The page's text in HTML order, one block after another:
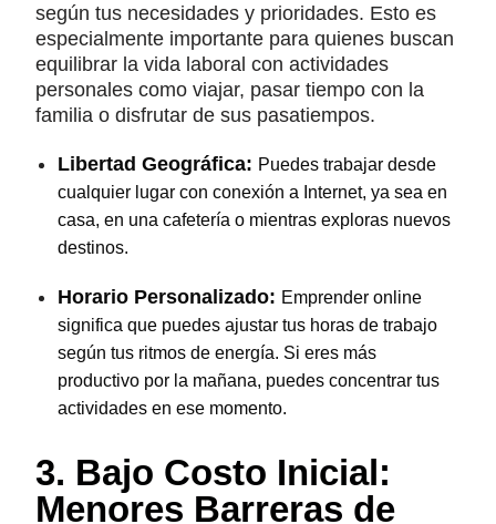
según tus necesidades y prioridades. Esto es
especialmente importante para quienes buscan
equilibrar la vida laboral con actividades
personales como viajar, pasar tiempo con la
familia o disfrutar de sus pasatiempos.
Libertad Geográfica: Puedes trabajar desde
cualquier lugar con conexión a Internet, ya sea en
casa, en una cafetería o mientras exploras nuevos
destinos.
Horario Personalizado: Emprender online
significa que puedes ajustar tus horas de trabajo
según tus ritmos de energía. Si eres más
productivo por la mañana, puedes concentrar tus
actividades en ese momento.
3. Bajo Costo Inicial:
Menores Barreras de